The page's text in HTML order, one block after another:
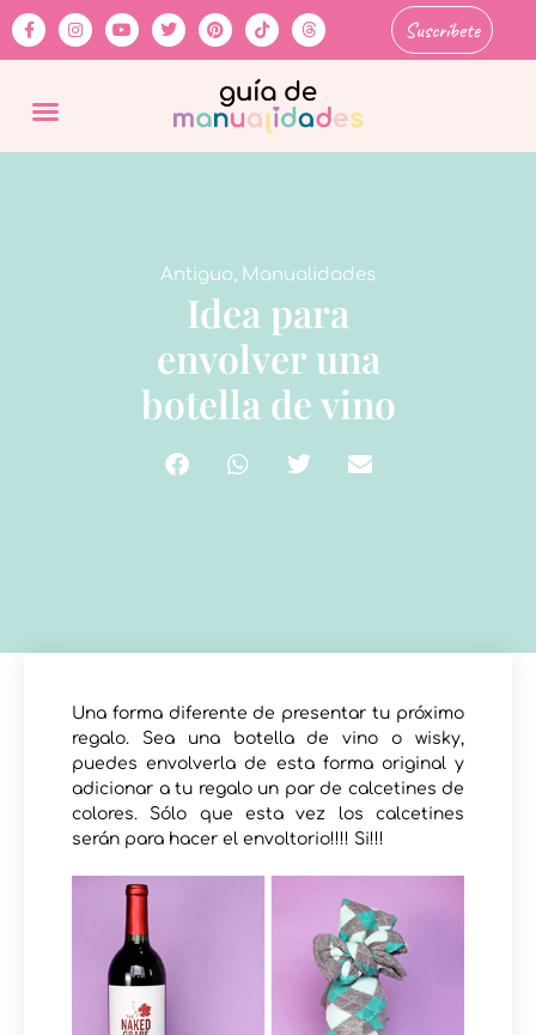
Suscríbete
Antiguo, Manualidades
Idea para
envolver una
botella de vino
Una forma diferente de presentar tu próximo
regalo. Sea una botella de vino o wisky,
puedes envolverla de esta forma original y
adicionar a tu regalo un par de calcetines de
colores. Sólo que esta vez los calcetines
serán para hacer el envoltorio!!!! Si!!!